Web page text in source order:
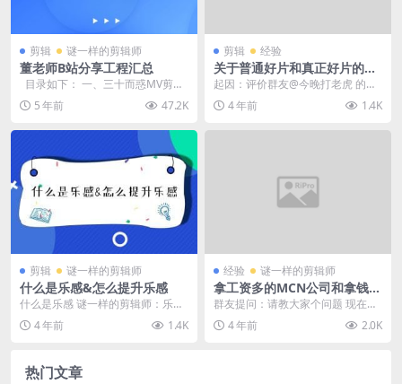
剪辑 谜一样的剪辑师
董老师B站分享工程汇总
目录如下： 一、三十而惑MV剪辑
工程分享 二、炫酷转场pr工程 三...
5 年前 47.2K
剪辑 经验
关于普通好片和真正好片的分
水岭在哪里
起因：评价群友@今晚打老虎 的作
品。（作品链接就不放了，不影
响） 谜一样的剪辑师...
4 年前 1.4K
剪辑 谜一样的剪辑师
什么是乐感&怎么提升乐感
什么是乐感 谜一样的剪辑师：乐
感，其实你就想想自己听过多少东
西，或者你在别人的眼...
4 年前 1.4K
经验 谜一样的剪辑师
拿工资多的MCN公司和拿钱少
的传统公司怎么选？
群友提问：请教大家个问题 现在在
mcn公司给网红剪剧情和搞笑类的
片子 没啥能学的...
4 年前 2.0K
热门文章